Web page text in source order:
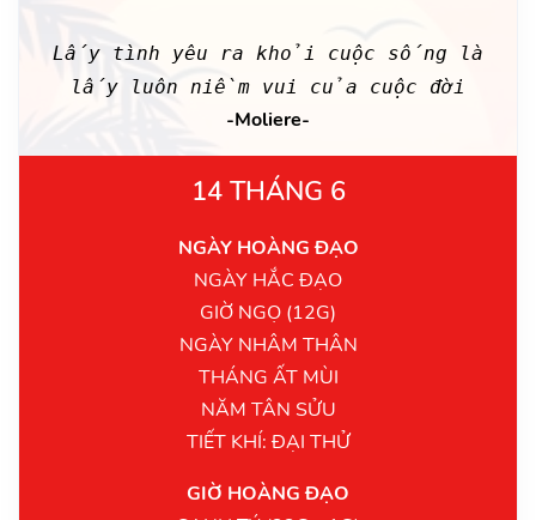
Lấy tình yêu ra khỏi cuộc sống là
lấy luôn niềm vui của cuộc đời
-Moliere-
14 THÁNG 6
NGÀY HOÀNG ĐẠO
NGÀY HẮC ĐẠO
GIỜ NGỌ (12G)
NGÀY NHÂM THÂN
THÁNG ẤT MÙI
NĂM TÂN SỬU
TIẾT KHÍ: ĐẠI THỬ
GIỜ HOÀNG ĐẠO